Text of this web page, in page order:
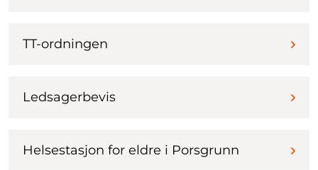
TT-ordningen
Ledsagerbevis
Helsestasjon for eldre i Porsgrunn